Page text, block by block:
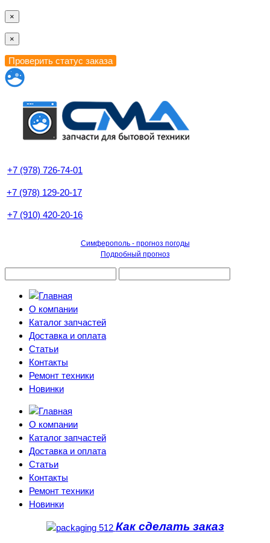
×
×
+7 (978) 726-74-01
+7 (978) 129-20-17
+7 (910) 420-20-16
Симферополь - прогноз погоды
Подробный прогноз
О компании
Каталог запчастей
Доставка и оплата
Статьи
Контакты
Ремонт техники
Новинки
О компании
Каталог запчастей
Доставка и оплата
Статьи
Контакты
Ремонт техники
Новинки
Как сделать заказ